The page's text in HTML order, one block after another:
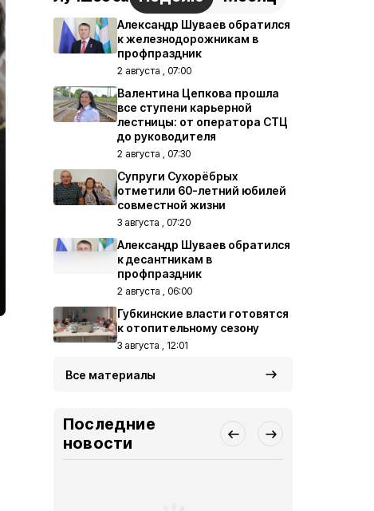
Александр Шуваев обратился
к железнодорожникам в
профпраздник
2 августа , 07:00
Валентина Цепкова прошла
все ступени карьерной
лестницы: от оператора СТЦ
до руководителя
2 августа , 07:30
Супруги Сухорёбрых
отметили 60-летний юбилей
совместной жизни
3 августа , 07:20
Александр Шуваев обратился
к десантникам в
профпраздник
2 августа , 06:00
Губкинские власти готовятся
к отопительному сезону
3 августа , 12:01
Все материалы
Последние
новости